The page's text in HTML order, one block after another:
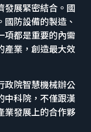
發展緊密結合。國
防設備的製造、
項都是重要的內需
產業，創造最大效
政院智慧機械辦公
中科院，不僅跟漢
業發展上的合作夥